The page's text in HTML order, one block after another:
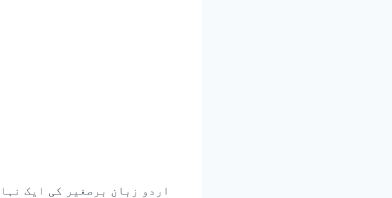
اردو زبان برصغیر کی ایک